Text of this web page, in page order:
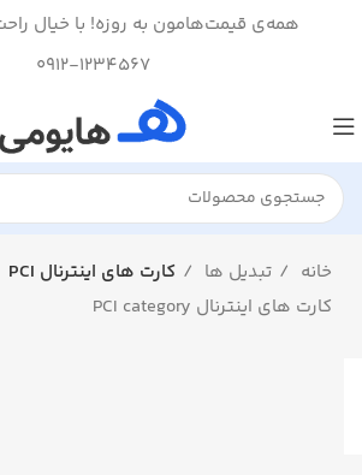
همه‌ی قیمت‌هامون به روزه! با خیال
0912-1234567
خانه تبدیل ها
کارت های اینترنال PCI
کارت های اینترنال PCI category